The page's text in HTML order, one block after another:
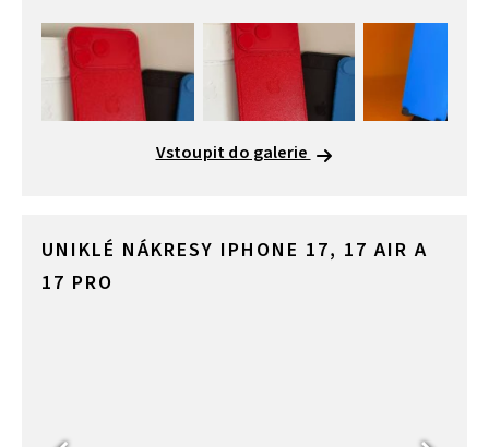
Vstoupit do galerie
UNIKLÉ NÁKRESY IPHONE 17, 17 AIR A
17 PRO